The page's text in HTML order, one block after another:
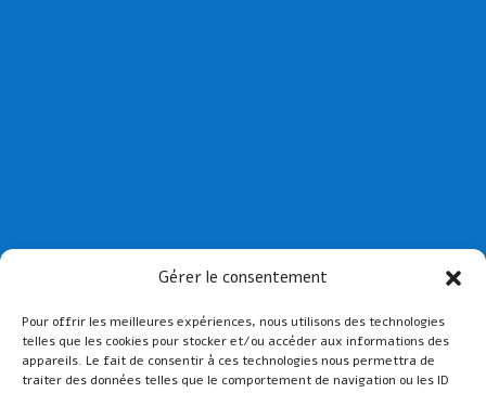
Gérer le consentement
Pour offrir les meilleures expériences, nous utilisons des technologies
telles que les cookies pour stocker et/ou accéder aux informations des
appareils. Le fait de consentir à ces technologies nous permettra de
traiter des données telles que le comportement de navigation ou les ID
Collège St Joseph de Paimpol
Lien admin
Mentions légales